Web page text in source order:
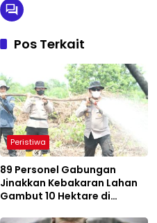
Pos Terkait
Peristiwa
89 Personel Gabungan
Jinakkan Kebakaran Lahan
Gambut 10 Hektare di